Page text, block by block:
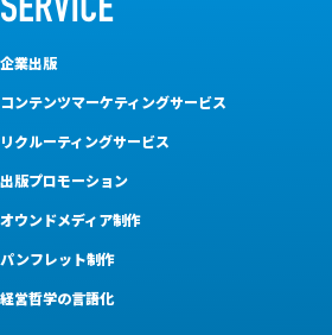
企業出版
コンテンツマーケティングサービス
リクルーティングサービス
出版プロモーション
オウンドメディア制作
パンフレット制作
経営哲学の言語化